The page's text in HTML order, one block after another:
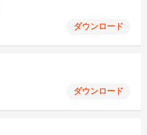
ダウンロード
ダウンロード